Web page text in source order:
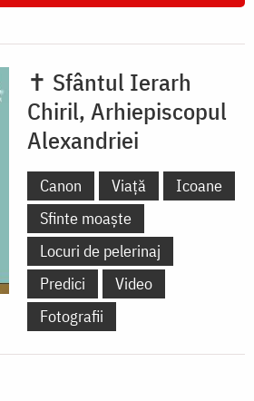
✝ Sfântul Ierarh
Chiril, Arhiepiscopul
Alexandriei
Canon Viață
Icoane
Sfinte moaște
Locuri de pelerinaj
Predici
Video
Fotografii